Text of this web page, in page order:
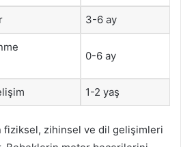
3-6 ay
0-6 ay
1-2 yaş
fiziksel, zihinsel ve dil gelişimleri